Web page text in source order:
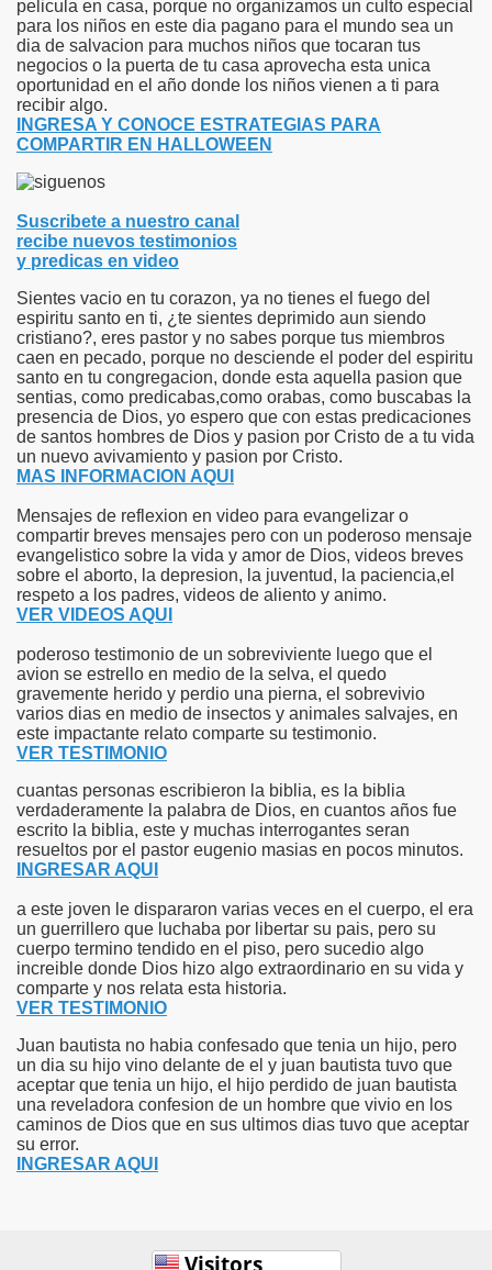
pelicula en casa, porque no organizamos un culto especial
para los niños en este dia pagano para el mundo sea un
dia de salvacion para muchos niños que tocaran tus
negocios o la puerta de tu casa aprovecha esta unica
oportunidad en el año donde los niños vienen a ti para
recibir algo.
INGRESA Y CONOCE ESTRATEGIAS PARA
COMPARTIR EN HALLOWEEN
Suscribete a nuestro canal
recibe nuevos testimonios
y predicas en video
Sientes vacio en tu corazon, ya no tienes el fuego del
espiritu santo en ti, ¿te sientes deprimido aun siendo
cristiano?, eres pastor y no sabes porque tus miembros
caen en pecado, porque no desciende el poder del espiritu
santo en tu congregacion, donde esta aquella pasion que
sentias, como predicabas,como orabas, como buscabas la
presencia de Dios, yo espero que con estas predicaciones
de santos hombres de Dios y pasion por Cristo de a tu vida
un nuevo avivamiento y pasion por Cristo.
MAS INFORMACION AQUI
Mensajes de reflexion en video para evangelizar o
compartir breves mensajes pero con un poderoso mensaje
evangelistico sobre la vida y amor de Dios, videos breves
sobre el aborto, la depresion, la juventud, la paciencia,el
respeto a los padres, videos de aliento y animo.
VER VIDEOS AQUI
poderoso testimonio de un sobreviviente luego que el
avion se estrello en medio de la selva, el quedo
gravemente herido y perdio una pierna, el sobrevivio
varios dias en medio de insectos y animales salvajes, en
este impactante relato comparte su testimonio.
VER TESTIMONIO
cuantas personas escribieron la biblia, es la biblia
verdaderamente la palabra de Dios, en cuantos años fue
escrito la biblia, este y muchas interrogantes seran
resueltos por el pastor eugenio masias en pocos minutos.
INGRESAR AQUI
a este joven le dispararon varias veces en el cuerpo, el era
un guerrillero que luchaba por libertar su pais, pero su
cuerpo termino tendido en el piso, pero sucedio algo
increible donde Dios hizo algo extraordinario en su vida y
comparte y nos relata esta historia.
VER TESTIMONIO
Juan bautista no habia confesado que tenia un hijo, pero
un dia su hijo vino delante de el y juan bautista tuvo que
aceptar que tenia un hijo, el hijo perdido de juan bautista
una reveladora confesion de un hombre que vivio en los
caminos de Dios que en sus ultimos dias tuvo que aceptar
su error.
INGRESAR AQUI